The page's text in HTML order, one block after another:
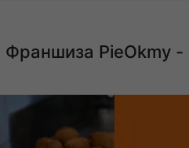
Франшиза PieOkmy -